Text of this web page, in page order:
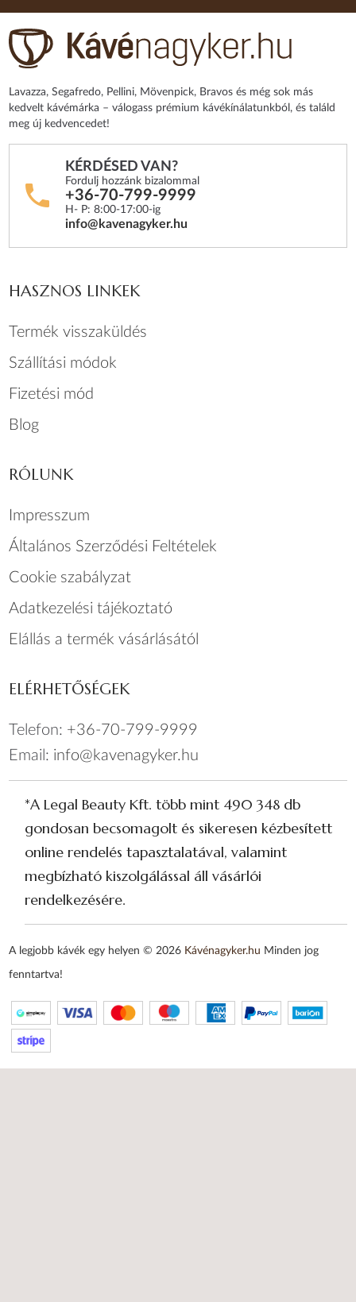
Lavazza, Segafredo, Pellini, Mövenpick, Bravos és még sok más
kedvelt kávémárka – válogass prémium kávékínálatunkból, és találd
meg új kedvencedet!
KÉRDÉSED VAN?
Fordulj hozzánk bizalommal
+36-70-799-9999
H- P: 8:00-17:00-ig
info@kavenagyker.hu
HASZNOS LINKEK
Termék visszaküldés
Szállítási módok
Fizetési mód
Blog
RÓLUNK
Impresszum
Általános Szerződési Feltételek
Cookie szabályzat
Adatkezelési tájékoztató
Elállás a termék vásárlásától
ELÉRHETŐSÉGEK
Telefon: +36-70-799-9999
Email: info@kavenagyker.hu
*A Legal Beauty Kft. több mint 490 348 db
gondosan becsomagolt és sikeresen kézbesített
online rendelés tapasztalatával, valamint
megbízható kiszolgálással áll vásárlói
rendelkezésére.
A legjobb kávék egy helyen © 2026 Kávénagyker.hu Minden jog
fenntartva!